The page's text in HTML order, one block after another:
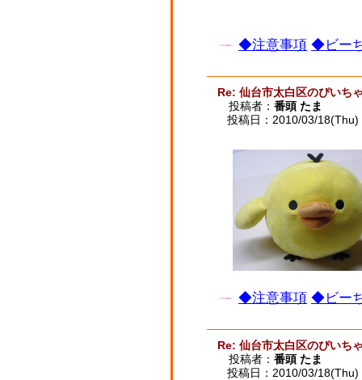
◆注意事項 ◆ビー
Re: 仙台市太白区のぴいち
投稿者： 番頭 たま
投稿日：2010/03/
◆注意事項 ◆ビー
Re: 仙台市太白区のぴいち
投稿者： 番頭 たま
投稿日：2010/03/